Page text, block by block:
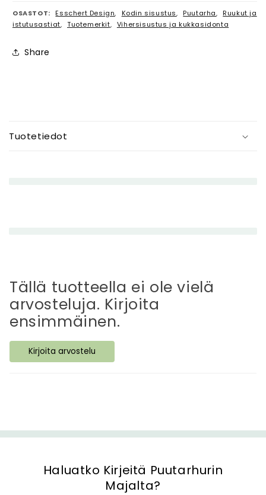
OSASTOT: Esschert Design, Kodin sisustus, Puutarha,
Ruukut ja
istutusastiat, Tuotemerkit, Vihersisustus ja kukkasidonta
Share
e
ä
s
i
s
ä
l
Tuotetiedot
Tällä tuotteella ei ole vielä
arvosteluja. Kirjoita
ensimmäinen.
Kirjoita arvostelu
Haluatko Kirjeitä Puutarhurin
Majalta?